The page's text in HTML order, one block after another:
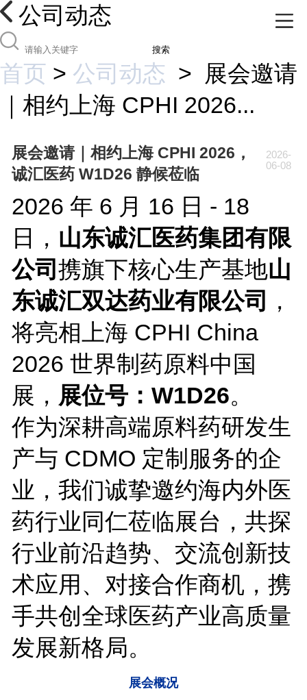
公司动态
搜索
首页 > 公司动态 >
展会邀请
｜相约上海 CPHI 2026...
展会邀请｜相约上海 CPHI 2026，
诚汇医药 W1D26 静候莅临
2026-
06-08
2026 年 6 月 16 日 - 18
日， 山东诚汇医药集团有限
公司 携旗下核心生产基地山
东诚汇双达药业有限公司
，
将亮相上海 CPHI China
2026 世界制药原料中国
展， 展位号：W1D26。
作为深耕高端原料药研发生
产与 CDMO 定制服务的企
业，我们诚挚邀约海内外医
药行业同仁莅临展台，共探
行业前沿趋势、交流创新技
术应用、对接合作商机，携
手共创全球医药产业高质量
发展新格局。
展会概况